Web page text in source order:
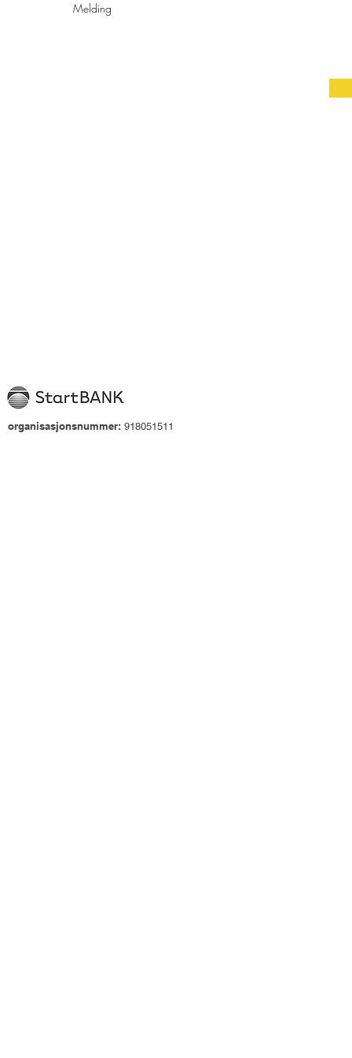
organisasjonsnummer: 918051511